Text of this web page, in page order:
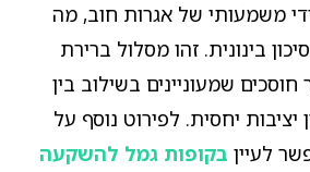
משמעותי של אגרות חוב, מה
בינונית. זהו מסלול ברירת
שמעוניינים בשילוב בין
יציבות יחסית. לפירוט נוסף על
לעיין בקופות גמל להשקעה